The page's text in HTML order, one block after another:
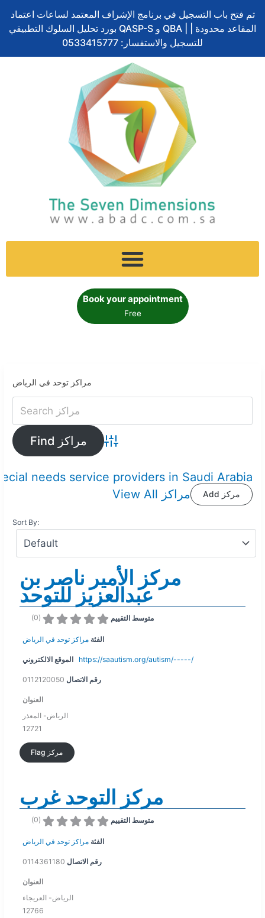
content
تم فتح باب التسجيل في برنامج الإشراف المعتمد لساعات اعتماد
بورد تحليل السلوك التطبيقي QASP-S و QBA | المقاعد محدودة |
للتسجيل والاستفسار: 0533415777
Book your appointment
Free
مراكز توحد في الرياض
Advanced Search
needs service providers in Saudi Arabia
View All مراكز
Add مركز
Sort By:
مركز الأمير ناصر بن
عبدالعزيز للتوحد
متوسط التقييم (
0
)
الفئة مراكز توحد في الرياض
الموقع الالكتروني https://saautism.org/autism/-----/
رقم الاتصال 0112120050
العنوان
الرياض- المعذر
12721
Flag مركز
مركز التوحد غرب
متوسط التقييم (
0
)
الفئة مراكز توحد في الرياض
رقم الاتصال 0114361180
العنوان
الرياض- العريجاء
12766